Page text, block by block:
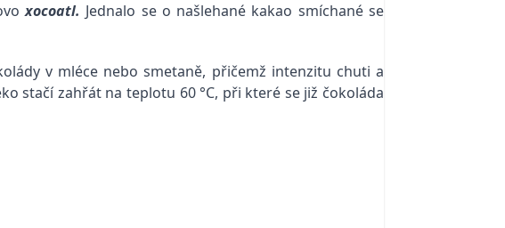
xocoatl. Jednalo se o našlehané kakao smíchané se
v mléce nebo smetaně, přičemž intenzitu chuti a
stačí zahřát na teplotu 60 °C, při které se již čokoláda